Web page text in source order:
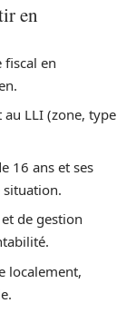
en
fiscal en
LLI (zone, type
16 ans et ses
situation.
de gestion
localement,